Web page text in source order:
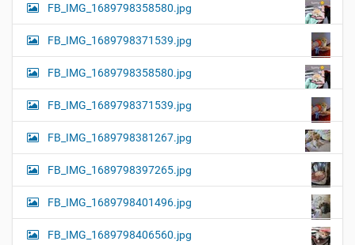
FB_IMG_1689798358580.jpg
FB_IMG_1689798371539.jpg
FB_IMG_1689798358580.jpg
FB_IMG_1689798371539.jpg
FB_IMG_1689798381267.jpg
FB_IMG_1689798397265.jpg
FB_IMG_1689798401496.jpg
FB_IMG_1689798406560.jpg